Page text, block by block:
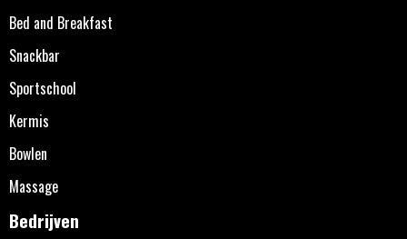
Bed and Breakfast
Snackbar
Sportschool
Kermis
Bowlen
Massage
Bedrijven